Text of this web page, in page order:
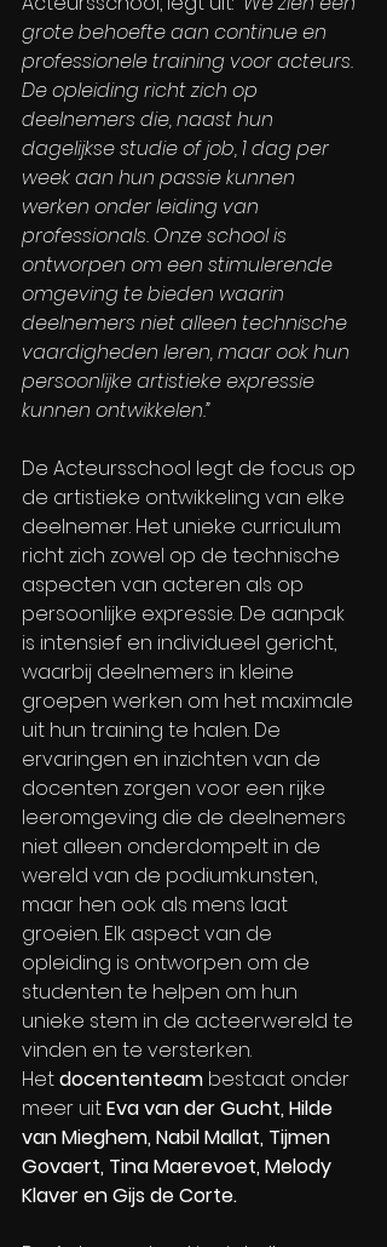
grote behoefte aan continue en
professionele training voor acteurs.
De opleiding richt zich op
deelnemers die, naast hun
dagelijkse studie of job, 1 dag per
week aan hun passie kunnen
werken onder leiding van
professionals. Onze school is
ontworpen om een stimulerende
omgeving te bieden waarin
deelnemers niet alleen technische
vaardigheden leren, maar ook hun
persoonlijke artistieke expressie
kunnen ontwikkelen.”
De Acteursschool legt de focus op
de artistieke ontwikkeling van elke
deelnemer. Het unieke curriculum
richt zich zowel op de technische
aspecten van acteren als op
persoonlijke expressie. De aanpak
is intensief en individueel gericht,
waarbij deelnemers in kleine
groepen werken om het maximale
uit hun training te halen. De
ervaringen en inzichten van de
docenten zorgen voor een rijke
leeromgeving die de deelnemers
niet alleen onderdompelt in de
wereld van de podiumkunsten,
maar hen ook als mens laat
groeien. Elk aspect van de
opleiding is ontworpen om de
studenten te helpen om hun
unieke stem in de acteerwereld te
vinden en te versterken.
Het docententeam bestaat onder
meer uit Eva van der Gucht, Hilde
van Mieghem, Nabil Mallat, Tijmen
Govaert, Tina Maerevoet, Melody
Klaver en Gijs de Corte.